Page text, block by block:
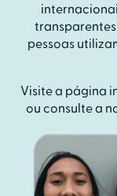
transparentes
pessoas
Visite a página
ou consulte a